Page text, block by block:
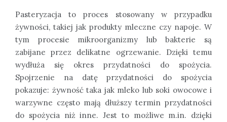
Pasteryzacja to proces stosowany w przypadku
żywności, takiej jak produkty mleczne czy napoje. W
tym procesie mikroorganizmy lub bakterie są
zabijane przez delikatne ogrzewanie. Dzięki temu
wydłuża się okres przydatności do spożycia.
Spojrzenie na datę przydatności do spożycia
pokazuje: żywność taka jak mleko lub soki owocowe i
warzywne często mają dłuższy termin przydatności
do spożycia niż inne. Jest to możliwe m.in. dzięki